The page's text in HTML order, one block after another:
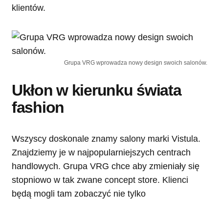
klientów.
Grupa VRG wprowadza nowy design swoich salonów.
Ukłon w kierunku świata
fashion
Wszyscy doskonale znamy salony marki Vistula.
Znajdziemy je w najpopularniejszych centrach
handlowych. Grupa VRG chce aby zmieniały się
stopniowo w tak zwane concept store. Klienci
będą mogli tam zobaczyć nie tylko